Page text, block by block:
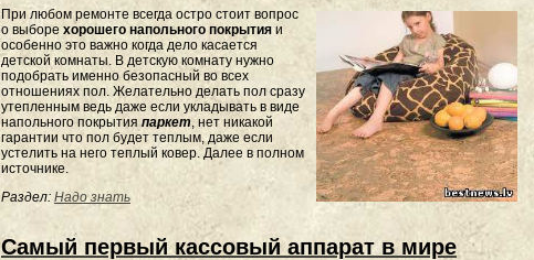
При любом ремонте всегда остро стоит вопрос
о выборе хорошего напольного покрытия и
особенно это важно когда дело касается
детской комнаты. В детскую комнату нужно
подобрать именно безопасный во всех
отношениях пол. Желательно делать пол сразу
утепленным ведь даже если укладывать в виде
напольного покрытияпаркет, нет никакой
гарантии что пол будет теплым, даже если
устелить на него теплый ковер. Далее в полном
источнике.
Раздел: Надо знать
Самый первый кассовый аппарат в мире